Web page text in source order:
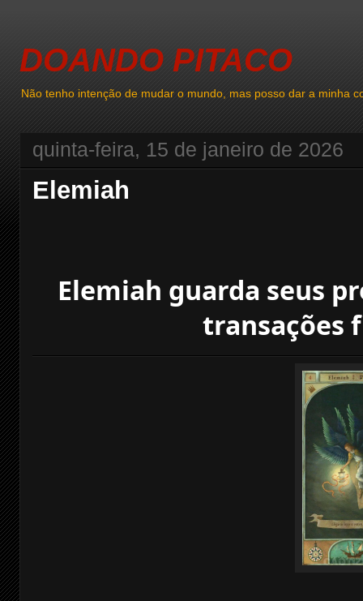
DOANDO PITACO
Não tenho intenção de mudar o mundo, mas posso dar a minha
quinta-feira, 15 de janeiro de 2026
Elemiah
Elemiah guarda seus
transações